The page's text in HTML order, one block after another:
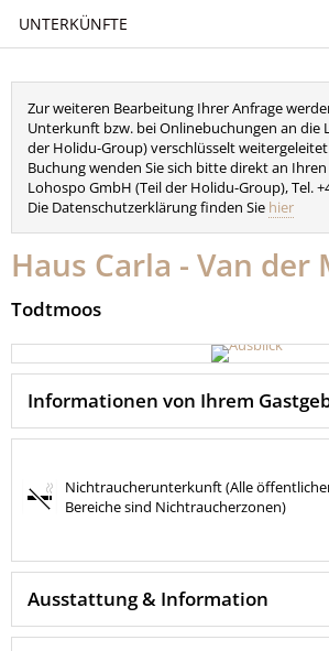
UNTERKÜNFTE
Zur weiteren Bearbeitung Ihrer Anfrage
Unterkunft bzw. bei Onlinebuchungen an die
der Holidu-Group) verschlüsselt
Buchung wenden Sie sich bitte direkt an
Lohospo GmbH (Teil der Holidu-Group), Tel.
Die Datenschutzerklärung finden Sie hier
Haus Carla - Van der
Todtmoos
Informationen von Ihrem
Nichtraucherunterkunft (Alle
Bereiche sind Nichtraucherzonen)
Ausstattung & Information